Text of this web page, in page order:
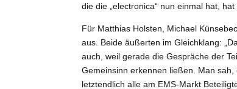
die die „electronica“ nun einmal hat, hat
Für Matthias Holsten, Michael
aus. Beide äußerten im Gleichklang:
auch, weil gerade die Gespräche der
Gemeinsinn erkennen ließen. Man
letztendlich alle am EMS-Markt